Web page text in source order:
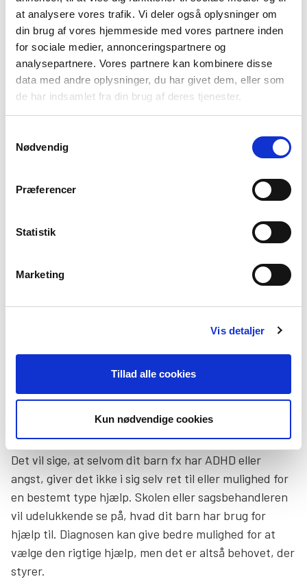
at analysere vores trafik. Vi deler også oplysninger om
din brug af vores hjemmeside med vores partnere inden
for sociale medier, annonceringspartnere og
analysepartnere. Vores partnere kan kombinere disse
data med andre oplysninger, du har givet dem, eller som
de har indsamlet fra din brug af deres tjenester.
Nødvendig
Præferencer
Statistik
Marketing
Vis detaljer
Tillad alle cookies
Kun nødvendige cookies
får du et overblik blandt andet PPR, PPV og
udredning. Du kan også læse om støtte i skolen,
dit barns rettigheder i kommunen og
overgangen til voksenlivet.
med en kombination af medicin og terapi. Mens der fx
ikke findes medicin for autisme. Her vil behandlingen
typisk bestå af samtaler, hvor familien og barnet får
hjælp til at håndtere udfordringerne.
Diagnosen giver ikke ret til støtte og
specialundervisning
I modsætning til, hvad mange tror, kan en diagnose
ikke bruges til at kræve bestemte støttetilbud på
skolen eller i kommunen. Hjælp og støtte i kommunen
– det vil sige på baggrund af, hvad dit barn kan eller
ikke kan og hvad han eller hun har brug for hjælp til.
Det vil sige, at selvom dit barn fx har ADHD eller
angst, giver det ikke i sig selv ret til eller mulighed for
en bestemt type hjælp. Skolen eller sagsbehandleren
vil udelukkende se på, hvad dit barn har brug for
hjælp til. Diagnosen kan give bedre mulighed for at
vælge den rigtige hjælp, men det er altså behovet, der
styrer.